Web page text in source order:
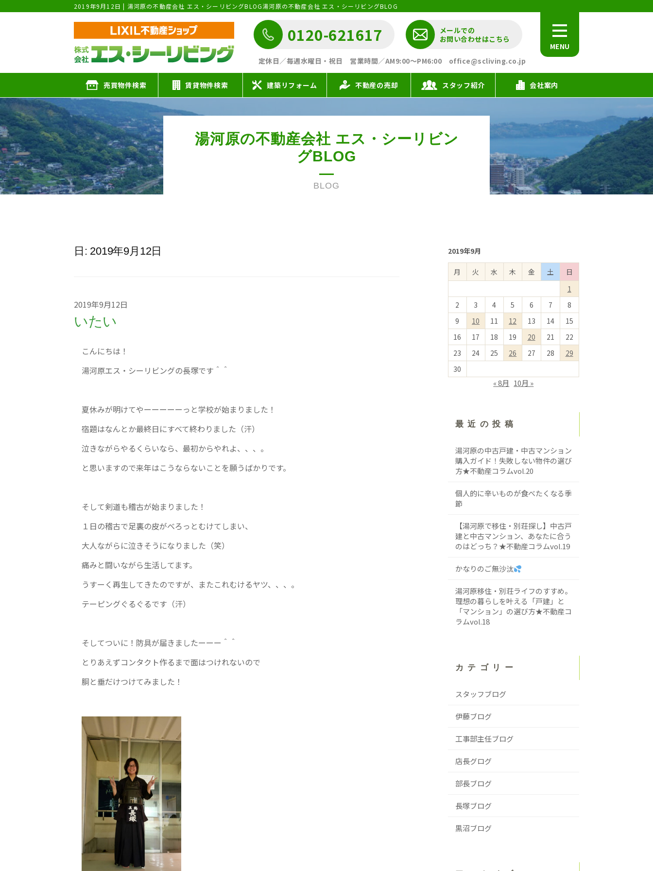
2019年9月12日 | 湯河原の不動産会社 エス・シーリビングBLOG湯河原の不動産会社 エス・シーリビングBLOG
0120-621617
メールでの
お問い合わせはこちら
定休日／毎週水曜日・祝日 営業時間／AM9:00〜PM6:00 office@scliving.co.jp
MENU
売買物件検索 賃貸物件検索 建築リフォーム 不動産の売却 スタッフ紹介 会社案内
湯河原の不動産会社 エス・シーリビン
グBLOG
BLOG
日: 2019年9月12日
2019年9月12日
いたい
こんにちは！
湯河原エス・シーリビングの長塚です＾＾
夏休みが明けてやーーーーーっと学校が始まりました！
宿題はなんとか最終日にすべて終わりました（汗）
泣きながらやるくらいなら、最初からやれよ、、、。
と思いますので来年はこうならないことを願うばかりです。
そして剣道も稽古が始まりました！
１日の稽古で足裏の皮がべろっとむけてしまい、
大人ながらに泣きそうになりました（笑）
痛みと闘いながら生活してます。
うすーく再生してきたのですが、またこれむけるヤツ、、、。
テーピングぐるぐるです（汗）
そしてついに！防具が届きましたーーー＾＾
とりあえずコンタクト作るまで面はつけれないので
胴と垂だけつけてみました！
2019年9月
月 火 水 木 金 土
日
1
2
3 4 5 6 7
8
9
10 11 12 13 14
15
16
17 18 19 20 21
22
23
24 25 26 27 28
29
30
« 8月 10月 »
最近の投稿
湯河原の中古戸建・中古マンション
購入ガイド！失敗しない物件の選び
方★不動産コラムvol.20
個人的に辛いものが食べたくなる季
節
【湯河原で移住・別荘探し】中古戸
建と中古マンション、あなたに合う
のはどっち？★不動産コラムvol.19
かなりのご無沙汰
湯河原移住・別荘ライフのすすめ。
理想の暮らしを叶える「戸建」と
「マンション」の選び方★不動産コ
ラムvol.18
カテゴリー
スタッフブログ
伊藤ブログ
工事部主任ブログ
店長グログ
部長ブログ
長塚ブログ
黒沼ブログ